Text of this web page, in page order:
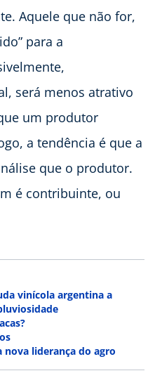
Aquele que não for,
para a
será menos atrativo
um produtor
a tendência é que a
que o produtor.
é contribuinte, ou
vinícola argentina a
nova liderança do agro